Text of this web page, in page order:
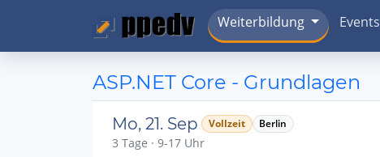
Weiterbildung Events
ASP.NET Core - Grundlagen
Mo, 21. Sep Vollzeit Berlin
3 Tage · 9-17 Uhr